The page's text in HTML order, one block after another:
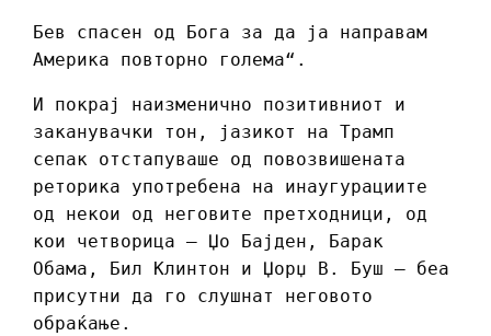
Бев спасен од Бога за да ја направам
Америка повторно голема“.
И покрај наизменично позитивниот и
заканувачки тон, јазикот на Трамп
сепак отстапуваше од повозвишената
реторика употребена на инаугурациите
од некои од неговите претходници, од
кои четворица – Џо Бајден, Барак
Обама, Бил Клинтон и Џорџ В. Буш – беа
присутни да го слушнат неговото
обраќање.